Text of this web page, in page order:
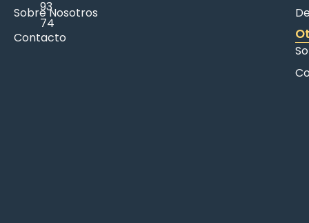
93
74
Sobre Nosotros
Contacto